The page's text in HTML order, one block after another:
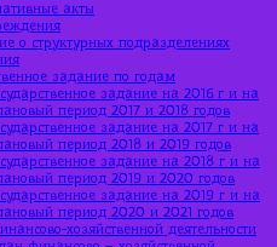
акты
о структурных подразделениях
задание по годам
задание на 2016 г и на
период 2017 и 2018 годов
задание на 2017 г и на
период 2018 и 2019 годов
задание на 2018 г и на
период 2019 и 2020 годов
задание на 2019 г и на
период 2020 и 2021 годов
хозяйственной деятельности